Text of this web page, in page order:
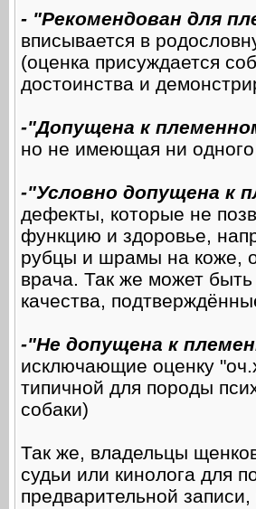
- "Рекомендован для
вписывается в
(оценка присуждается
достоинства и
-"Допущена к
но не имеющая ни
-"Условно допущена к
дефекты, которые не
функцию и здоровье,
рубцы и шрамы на коже,
врача. Так же может
качества,
-"Не допущена к
исключающие оценку
типичной для породы
собаки)
Так же, владельцы
судьи или кинолога для
предварительной